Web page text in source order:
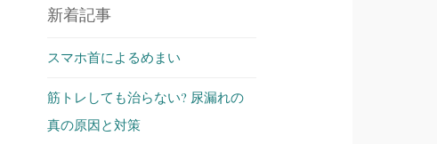
新着記事
スマホ首によるめまい
筋トレしても治らない? 尿漏れの
真の原因と対策